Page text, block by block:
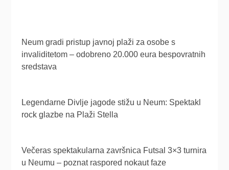
Neum gradi pristup javnoj plaži za osobe s
invaliditetom – odobreno 20.000 eura bespovratnih
sredstava
Legendarne Divlje jagode stižu u Neum: Spektakl
rock glazbe na Plaži Stella
Večeras spektakularna završnica Futsal 3×3 turnira
u Neumu – poznat raspored nokaut faze